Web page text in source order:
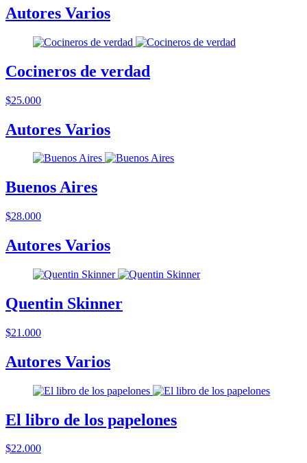
Autores Varios
Cocineros de verdad
$25.000
Autores Varios
Buenos Aires
$28.000
Autores Varios
Quentin Skinner
$21.000
Autores Varios
El libro de los papelones
$22.000